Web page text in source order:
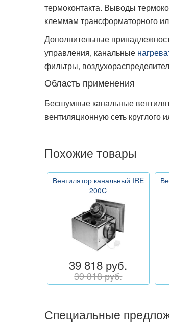
термоконтакта. Выводы
клеммам трансформаторного
Дополнительные
управления, канальные
фильтры,
Область применения
Бесшумные канальные
вентиляционную сеть круглого
Похожие товары
Вентилятор канальный IRE
200C
39 818 руб.
39 818 руб.
Специальные